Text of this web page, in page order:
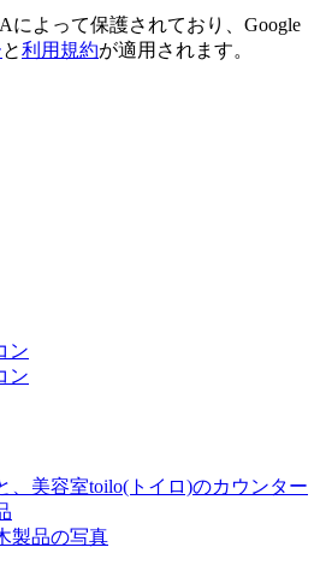
によって保護されており、Google
と利用規約が適用されます。